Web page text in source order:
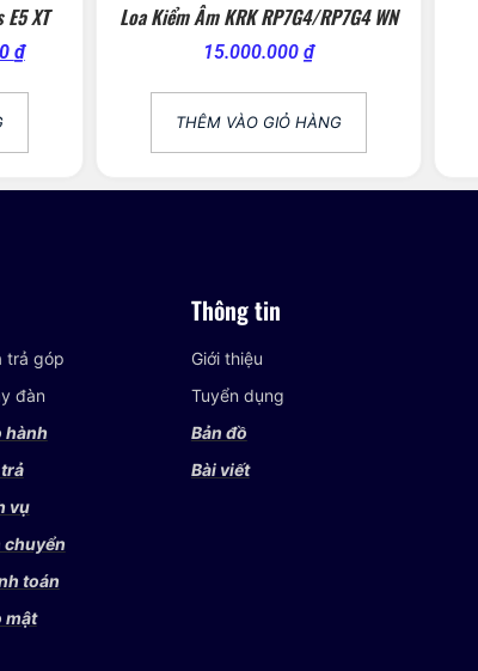
XT
₫
Loa Kiểm Âm KRK RP7G4/RP7G4 WN
15.000.000 ₫
THÊM VÀO GIỎ HÀNG
trả góp
đàn
hành
vụ
chuyển
toán
mật
Thông tin
Giới thiệu
Tuyển dụng
Bản đồ
Bài viết